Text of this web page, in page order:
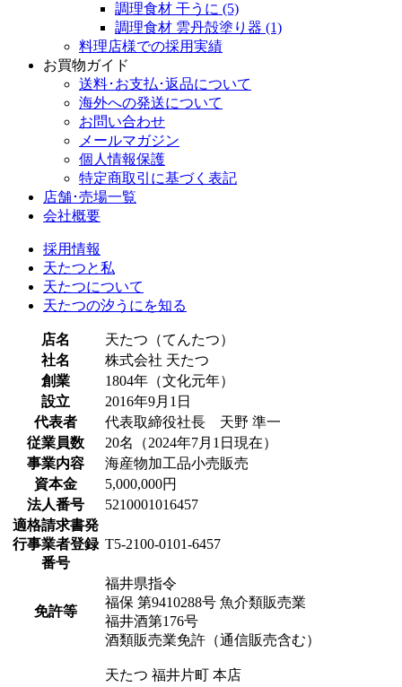
調理食材 干うに (5)
調理食材 雲丹殻塗り器 (1)
料理店様での採用実績
お買物ガイド
送料･お支払･返品について
海外への発送について
お問い合わせ
メールマガジン
個人情報保護
特定商取引に基づく表記
店舗･売場一覧
会社概要
採用情報
天たつと私
天たつについて
天たつの汐うにを知る
店名
天たつ（てんたつ）
社名
株式会社 天たつ
創業
1804年（文化元年）
設立
2016年9月1日
代表者
代表取締役社長 天野 準一
従業員数
20名（2024年7月1日現在）
事業内容
海産物加工品小売販売
資本金
5,000,000円
法人番号
5210001016457
適格請求書発
行事業者登録
番号
T5-2100-0101-6457
免許等
福井県指令
福保 第9410288号 魚介類販売業
福井酒第176号
酒類販売業免許（通信販売含む）
天たつ 福井片町 本店